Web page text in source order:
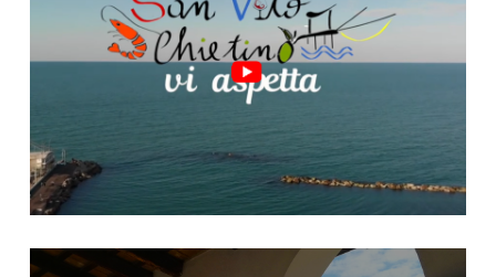
"Scopri San Vito" - Portale turistico del Comune di San Vito